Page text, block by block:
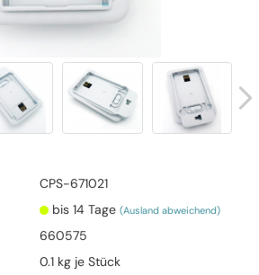
CPS-671021
bis 14 Tage(Ausland abweichend)
660575
0.1 kg je Stück